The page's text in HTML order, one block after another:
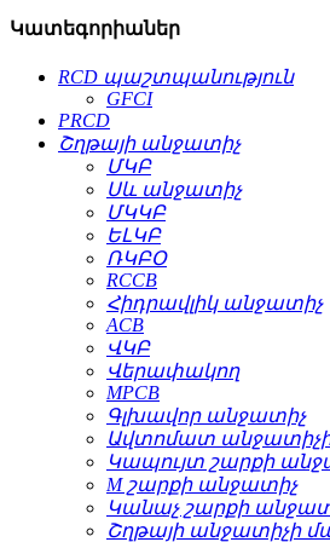
Կատեգորիաներ
RCD պաշտպանություն
GFCI
PRCD
Շղթայի անջատիչ
ՄԿԲ
Սև անջատիչ
ՄԿԿԲ
ԵԼԿԲ
ՌԿԲՕ
RCCB
Հիդրավլիկ անջատիչ
ACB
ՎԿԲ
Վերափակող
MPCB
Գլխավոր անջատիչ
Ավտոմատ
Կապույտ շարքի
M շարքի անջատիչ
Կանաչ շարքի
Շղթայի անջատիչի